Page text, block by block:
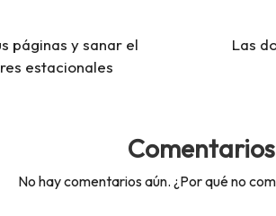
páginas y sanar el
estacionales
Las
Comentarios
No hay comentarios aún. ¿Por qué no